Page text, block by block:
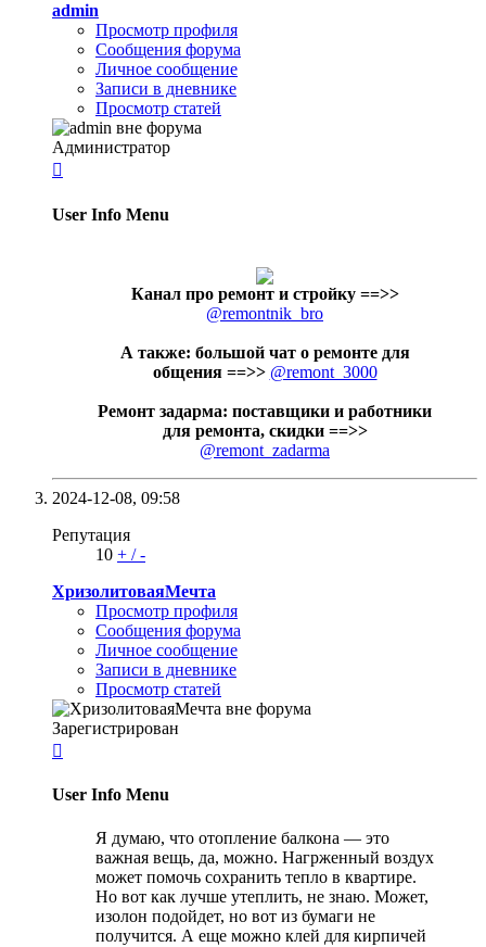
admin
Просмотр профиля
Сообщения форума
Личное сообщение
Записи в дневнике
Просмотр статей
Администратор

User Info Menu
Канал про ремонт и стройку ==>>
@remontnik_bro
А также: большой чат о ремонте для
общения ==>> @remont_3000
Ремонт задарма: поставщики и работники
для ремонта, скидки ==>>
@remont_zadarma
2024-12-08, 09:58
Репутация
10 + /-
ХризолитоваяМечта
Просмотр профиля
Сообщения форума
Личное сообщение
Записи в дневнике
Просмотр статей
Зарегистрирован

User Info Menu
Я думаю, что отопление балкона — это
важная вещь, да, можно. Нагрженный воздух
может помочь сохранить тепло в квартире.
Но вот как лучше утеплить, не знаю. Может,
изолон подойдет, но вот из бумаги не
получится. А еще можно клей для кирпичей